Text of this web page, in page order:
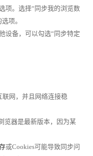
项。选择“同步我的浏览数
项。
设备，可以勾选“同步特定
网，并且网络连接稳
览器是最新版本，因为某
或Cookies可能导致同步问